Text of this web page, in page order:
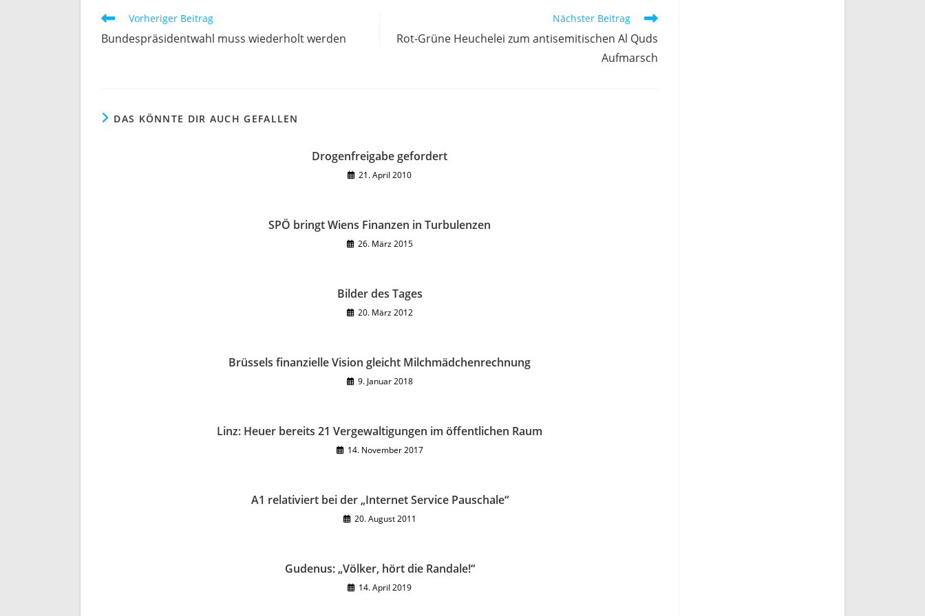
Weitere
Artikel
ansehen
Vorheriger Beitrag
Bundespräsidentwahl muss wiederholt werden
Nächster Beitrag
Rot-Grüne Heuchelei zum antisemitischen Al Quds
Aufmarsch
DAS KÖNNTE DIR AUCH GEFALLEN
Drogenfreigabe gefordert
21. April 2010
SPÖ bringt Wiens Finanzen in Turbulenzen
26. März 2015
Bilder des Tages
20. März 2012
Brüssels finanzielle Vision gleicht Milchmädchenrechnung
9. Januar 2018
Linz: Heuer bereits 21 Vergewaltigungen im öffentlichen Raum
14. November 2017
A1 relativiert bei der „Internet Service Pauschale“
20. August 2011
Gudenus: „Völker, hört die Randale!“
14. April 2019